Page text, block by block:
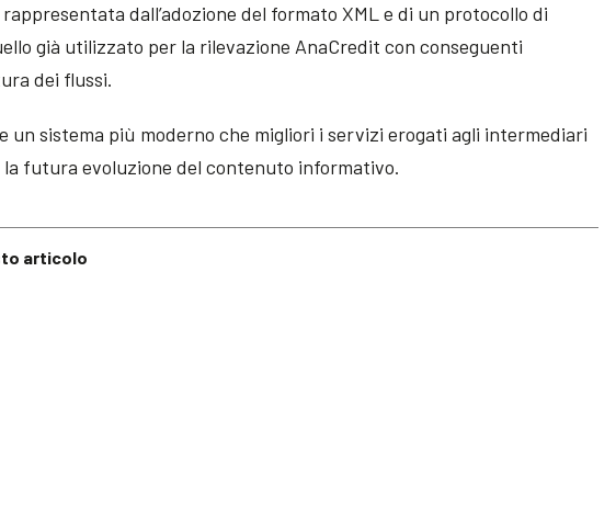
articolo
dall’adozione del formato XML e di un protocollo di
già utilizzato per la rilevazione AnaCredit con conseguenti
dei flussi.
un sistema più moderno che migliori i servizi erogati agli intermediari
futura evoluzione del contenuto informativo.